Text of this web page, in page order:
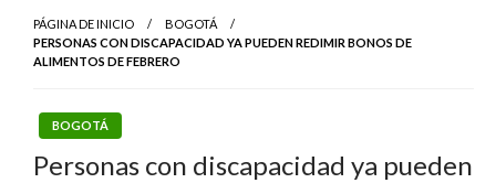
PÁGINA DE INICIO
BOGOTÁ
PERSONAS CON DISCAPACIDAD YA PUEDEN REDIMIR BONOS DE
ALIMENTOS DE FEBRERO
BOGOTÁ
Personas con discapacidad ya pueden